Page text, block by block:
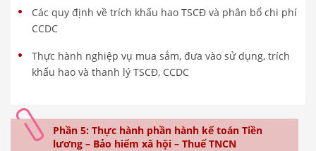
Các quy định về trích khấu hao TSCĐ và phân bổ chi phí
CCDC
Thực hành nghiệp vụ mua sắm, đưa vào sử dụng, trích
khấu hao và thanh lý TSCĐ, CCDC
Phần 5: Thực hành phần hành kế toán Tiền
lương – Bảo hiểm xã hội – Thuế TNCN